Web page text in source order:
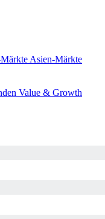
Asien-Märkte
Value & Growth